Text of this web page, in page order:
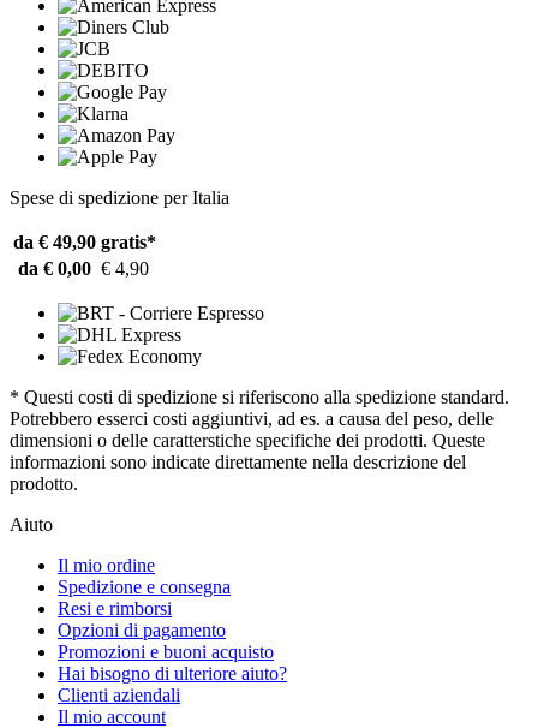
Spese di spedizione per Italia
da € 49,90 gratis*
da € 0,00 € 4,90
* Questi costi di spedizione si riferiscono alla spedizione standard.
Potrebbero esserci costi aggiuntivi, ad es. a causa del peso, delle
dimensioni o delle caratterstiche specifiche dei prodotti. Queste
informazioni sono indicate direttamente nella descrizione del
prodotto.
Aiuto
Il mio ordine
Spedizione e consegna
Resi e rimborsi
Opzioni di pagamento
Promozioni e buoni acquisto
Hai bisogno di ulteriore aiuto?
Clienti aziendali
Il mio account